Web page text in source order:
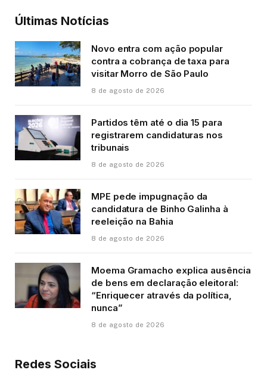
Últimas Notícias
Novo entra com ação popular
contra a cobrança de taxa para
visitar Morro de São Paulo
8 de agosto de 2026
Partidos têm até o dia 15 para
registrarem candidaturas nos
tribunais
8 de agosto de 2026
MPE pede impugnação da
candidatura de Binho Galinha à
reeleição na Bahia
8 de agosto de 2026
Moema Gramacho explica ausência
de bens em declaração eleitoral:
“Enriquecer através da política,
nunca”
8 de agosto de 2026
Redes Sociais